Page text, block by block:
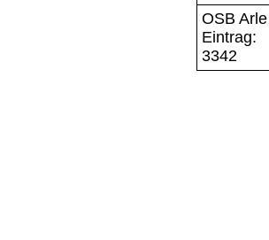
OSB Arle
Eintrag:
3342